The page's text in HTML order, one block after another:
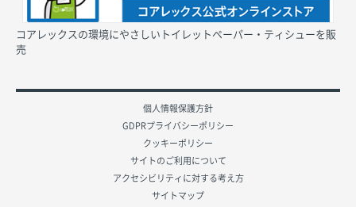
コアレックスの環境にやさしいトイレットペーパー・ティシューを販
売
個人情報保護方針
GDPRプライバシーポリシー
クッキーポリシー
サイトのご利用について
アクセシビリティに対する考え方
サイトマップ